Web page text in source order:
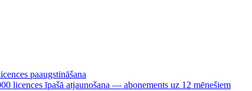
paaugstināšana
licences īpašā atjaunošana — abonements uz 12 mēnešiem